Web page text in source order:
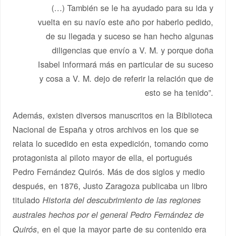
(…) También se le ha ayudado para su ida y
vuelta en su navío este año por haberlo pedido,
de su llegada y suceso se han hecho algunas
diligencias que envío a V. M. y porque doña
Isabel informará más en particular de su suceso
y cosa a V. M. dejo de referir la relación que de
esto se ha tenido”.
Además, existen diversos manuscritos en la Biblioteca
Nacional de España y otros archivos en los que se
relata lo sucedido en esta expedición, tomando como
protagonista al piloto mayor de ella, el portugués
Pedro Fernández Quirós. Más de dos siglos y medio
después, en 1876, Justo Zaragoza publicaba un libro
tituladoHistoria del descubrimiento de las regiones
australes hechos por el general Pedro Fernández de
Quirós, en el que la mayor parte de su contenido era